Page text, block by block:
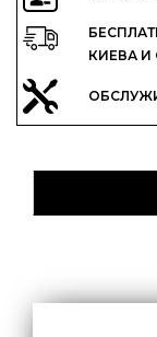
КИЕВА И